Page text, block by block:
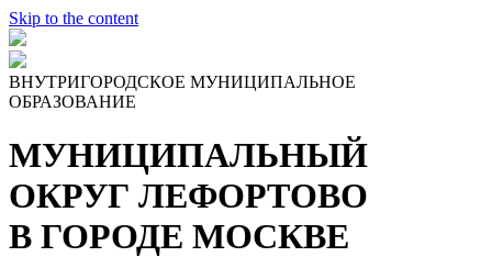
Skip to the content
ВНУТРИГОРОДСКОЕ МУНИЦИПАЛЬНОЕ
ОБРАЗОВАНИЕ
МУНИЦИПАЛЬНЫЙ
ОКРУГ ЛЕФОРТОВО
В ГОРОДЕ МОСКВЕ